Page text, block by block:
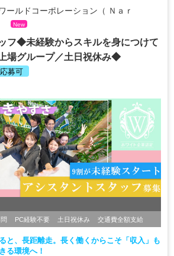
ールドコーポレーション（ Ｎａｒ
New
フ◆未経験からスキルを身につけて
場グループ／土日祝休み◆
募可
PC経験不要 土日祝休み 交通費全額支給
と、長距離走。長く働くからこそ「収入」も
る環境へ！